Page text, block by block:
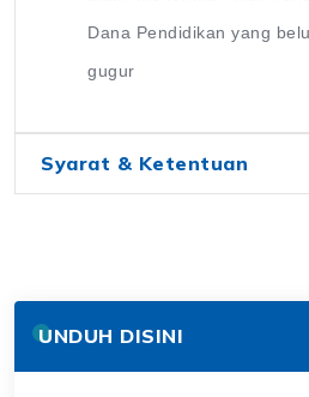
UNDUH DISINI
Dana Pendidikan yang
gugur
Syarat & Ketentuan